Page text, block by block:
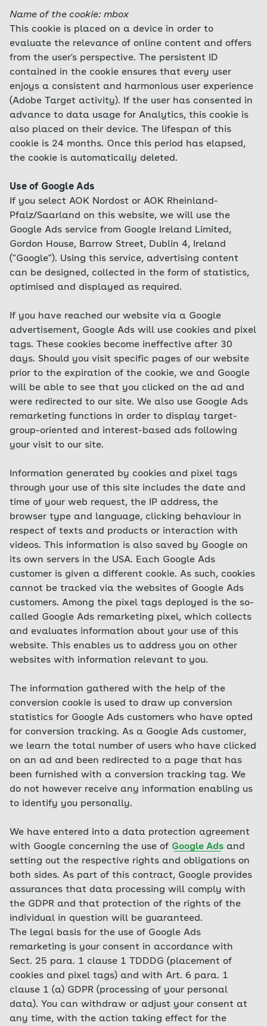
Name of the cookie: mbox
This cookie is placed on a device in order to
evaluate the relevance of online content and offers
from the user's perspective. The persistent ID
contained in the cookie ensures that every user
enjoys a consistent and harmonious user experience
(Adobe Target activity). If the user has consented in
advance to data usage for Analytics, this cookie is
also placed on their device. The lifespan of this
cookie is 24 months. Once this period has elapsed,
the cookie is automatically deleted.
Use of Google Ads
If you select AOK Nordost or AOK Rheinland-
Pfalz/Saarland on this website, we will use the
Google Ads service from Google Ireland Limited,
Gordon House, Barrow Street, Dublin 4, Ireland
("Google"). Using this service, advertising content
can be designed, collected in the form of statistics,
optimised and displayed as required.
If you have reached our website via a Google
advertisement, Google Ads will use cookies and pixel
tags. These cookies become ineffective after 30
days. Should you visit specific pages of our website
prior to the expiration of the cookie, we and Google
will be able to see that you clicked on the ad and
were redirected to our site. We also use Google Ads
remarketing functions in order to display target-
group-oriented and interest-based ads following
your visit to our site.
Information generated by cookies and pixel tags
through your use of this site includes the date and
time of your web request, the IP address, the
browser type and language, clicking behaviour in
respect of texts and products or interaction with
videos. This information is also saved by Google on
its own servers in the USA. Each Google Ads
customer is given a different cookie. As such, cookies
cannot be tracked via the websites of Google Ads
customers. Among the pixel tags deployed is the so-
called Google Ads remarketing pixel, which collects
and evaluates information about your use of this
website. This enables us to address you on other
websites with information relevant to you.
The information gathered with the help of the
conversion cookie is used to draw up conversion
statistics for Google Ads customers who have opted
for conversion tracking. As a Google Ads customer,
we learn the total number of users who have clicked
on an ad and been redirected to a page that has
been furnished with a conversion tracking tag. We
do not however receive any information enabling us
to identify you personally.
We have entered into a data protection agreement
with Google concerning the use of Google Ads and
setting out the respective rights and obligations on
both sides. As part of this contract, Google provides
assurances that data processing will comply with
the GDPR and that protection of the rights of the
individual in question will be guaranteed.
The legal basis for the use of Google Ads
remarketing is your consent in accordance with
Sect. 25 para. 1 clause 1 TDDDG (placement of
cookies and pixel tags) and with Art. 6 para. 1
clause 1 (a) GDPR (processing of your personal
data). You can withdraw or adjust your consent at
any time, with the action taking effect for the